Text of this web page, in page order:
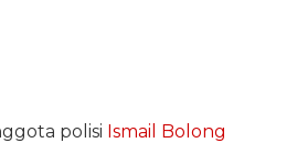
polisi Ismail Bolong